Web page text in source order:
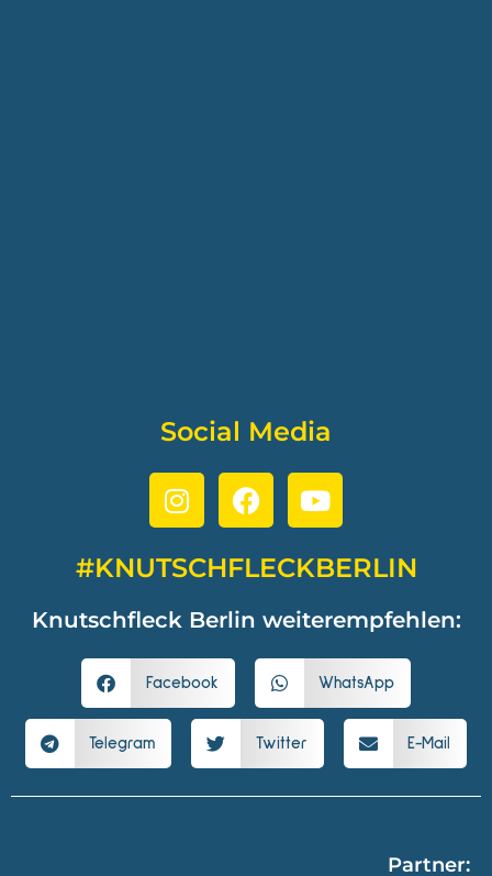
Social Media
#KNUTSCHFLECKBERLIN
Knutschfleck Berlin weiterempfehlen:
Facebook WhatsApp
Telegram Twitter E-Mail
Partner: